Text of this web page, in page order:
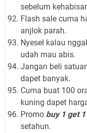
sebelum
Flash sale cuma
anjlok parah.
Nyesel kalau
udah mau abis.
Jangan beli
dapet banyak.
Cuma buat 100
kuning dapet
Promo buy 1 get
setahun.